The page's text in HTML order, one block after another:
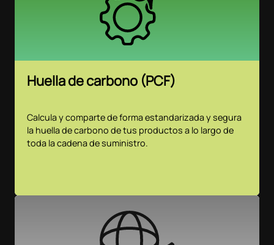
Huella de carbono (PCF)
Calcula y comparte de forma estandarizada y segura
la huella de carbono de tus productos a lo largo de
toda la cadena de suministro.